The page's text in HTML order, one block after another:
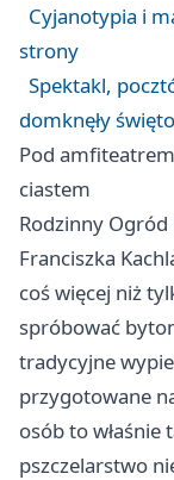
Cyjanotypia i
strony
Spektakl,
domknęły święto
Pod
ciastem
Rodzinny
Franciszka
coś więcej niż
spróbować
tradycyjne
przygotowane
osób to właśnie
pszczelarstwo